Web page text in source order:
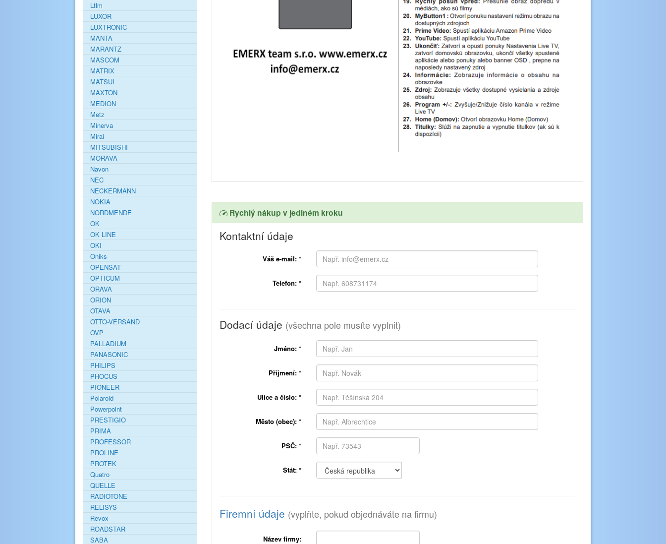
Rychlý nákup v jediném kroku
Kontaktní údaje
Váš e-mail: *
Telefon: *
Dodací údaje (všechna pole musíte vyplnit)
Jméno: *
Příjmení: *
Ulice a číslo: *
Město (obec): *
PSČ: *
Stát: *
Firemní údaje (vyplňte, pokud objednáváte na firmu)
Název firmy:
Ltlm
LUXOR
LUXTRONIC
MANTA
MARANTZ
MASCOM
MATRIX
MATSUI
MAXTON
MEDION
Metz
Minerva
Mirai
MITSUBISHI
MORAVA
Navon
NEC
NECKERMANN
NOKIA
NORDMENDE
OK
OK LINE
OKI
Oniks
OPENSAT
OPTICUM
ORAVA
ORION
OTAVA
OTTO-VERSAND
OVP
PALLADIUM
PANASONIC
PHILIPS
PHOCUS
PIONEER
Polaroid
Powerpoint
PRESTIGIO
PRIMA
PROFESSOR
PROLINE
PROTEK
Quatro
QUELLE
RADIOTONE
RELISYS
Revox
ROADSTAR
SABA